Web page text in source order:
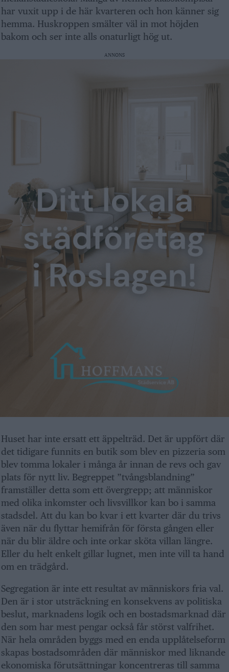
har vuxit upp i de här kvarteren och hon känner sig
hemma. Huskroppen smälter väl in mot höjden
bakom och ser inte alls onaturligt hög ut.
ANNONS
Huset har inte ersatt ett äppelträd. Det är uppfört där
det tidigare funnits en butik som blev en pizzeria som
blev tomma lokaler i många år innan de revs och gav
plats för nytt liv. Begreppet ”tvångsblandning”
framställer detta som ett övergrepp; att människor
med olika inkomster och livsvillkor kan bo i samma
stadsdel. Att du kan bo kvar i ett kvarter där du trivs
även när du flyttar hemifrån för första gången eller
när du blir äldre och inte orkar sköta villan längre.
Eller du helt enkelt gillar lugnet, men inte vill ta hand
om en trädgård.
Segregation är inte ett resultat av människors fria val.
Den är i stor utsträckning en konsekvens av politiska
beslut, marknadens logik och en bostadsmarknad där
den som har mest pengar också får störst valfrihet.
När hela områden byggs med en enda upplåtelseform
skapas bostadsområden där människor med liknande
ekonomiska förutsättningar koncentreras till samma